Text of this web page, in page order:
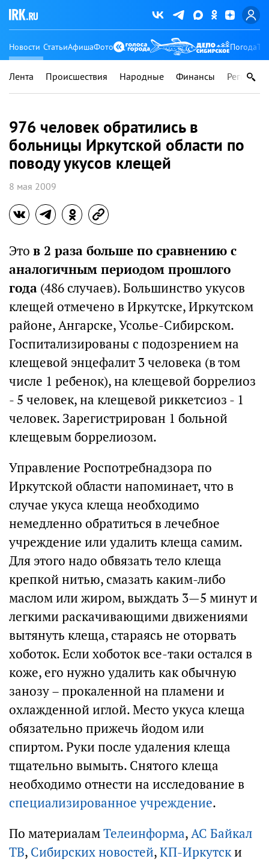
Новости СтатьиАфишаФото Погода
Лента Происшествия Народные Финансы Регионы
976 человек обратились в
больницы Иркутской области по
поводу укусов клещей
8 мая 2009
Это в 2 раза больше по сравнению с
аналогичным периодом прошлого
года (486 случаев). Большинство укусов
клещей отмечено в Иркутске, Иркутском
районе, Ангарске, Усолье-Сибирском.
Госпитализированы с подозрением на
клещевой энцефалит 3 человека (в том
числе 1 ребенок), на клещевой боррелиоз
- 5 человек, на клещевой риккетсиоз - 1
человек. Зарегистрирован 1 больной
клещевым боррелиозом.
Управление Роспотребнадзора по
Иркутской области напоминает, что в
случае укуса клеща необходимо
немедленно обратиться в лечебное
учреждение или удалить клеща самим.
Для этого надо обвязать тело клеща
крепкой нитью, смазать каким-либо
маслом или жиром, выждать 3—5 минут и
легкими раскачивающими движениями
вытянуть клеща, стараясь не оторвать
хоботок. Если хоботок все-таки остался в
коже, его нужно удалить как обычную
занозу – прокаленной на пламени и
охлажденной иглой. Место укуса клеща
обязательно прижечь йодом или
спиртом. Руки после удаления клеща
тщательно вымыть. Снятого клеща
необходимо отнести на исследование в
специализированное учреждение.
По материаламТелеинформа,АС Байкал
ТВ, Сибирских новостей,КП-Иркутски